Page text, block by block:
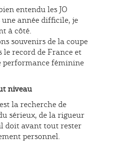
entendu les JO
une année difficile, je
à côté.
souvenirs de la coupe
le record de France et
performance féminine
niveau
la recherche de
sérieux, de la rigueur
doit avant tout rester
personnel.